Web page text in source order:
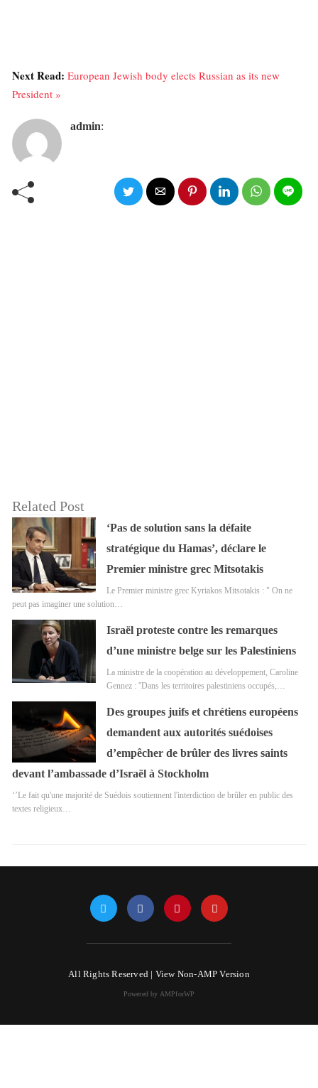
Next Read: European Jewish body elects Russian as its new
President »
admin:
Related Post
‘Pas de solution sans la défaite
stratégique du Hamas’, déclare le
Premier ministre grec Mitsotakis
Le Premier ministre grec Kyriakos Mitsotakis : " On ne
peut pas imaginer une solution…
Israël proteste contre les remarques
d’une ministre belge sur les Palestiniens
La ministre de la coopération au développement, Caroline
Gennez : ''Dans les territoires palestiniens occupés,…
Des groupes juifs et chrétiens européens
demandent aux autorités suédoises
d’empêcher de brûler des livres saints
devant l’ambassade d’Israël à Stockholm
‘’Le fait qu'une majorité de Suédois soutiennent l'interdiction de brûler en public des
textes religieux…
All Rights Reserved | View Non-AMP Version
Powered by AMPforWP